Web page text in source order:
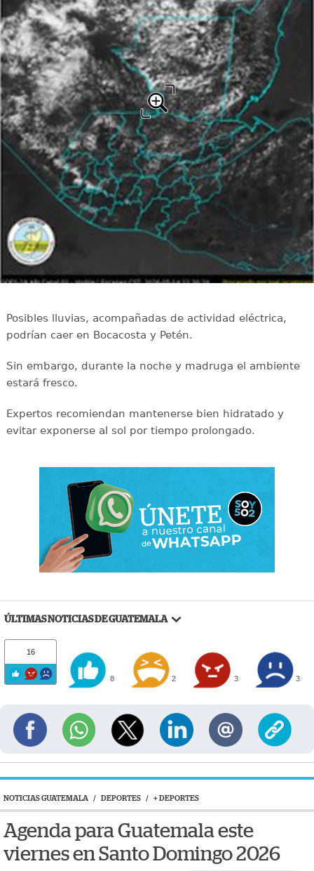
Posibles lluvias, acompañadas de actividad eléctrica,
podrían caer en Bocacosta y Petén.
Sin embargo, durante la noche y madruga el ambiente
estará fresco.
Expertos recomiendan mantenerse bien hidratado y
evitar exponerse al sol por tiempo prolongado.
ÚLTIMAS NOTICIAS DE GUATEMALA
16
8 2 3 3
NOTICIAS GUATEMALA / DEPORTES / + DEPORTES
Agenda para Guatemala este
viernes en Santo Domingo 2026